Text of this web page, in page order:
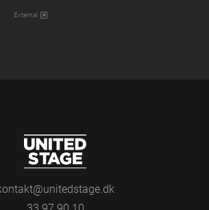
33 97 90 10